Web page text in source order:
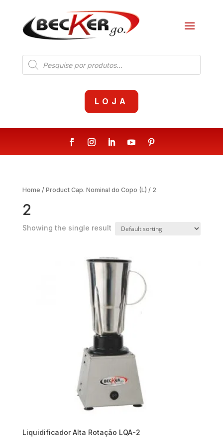
Products
search
LOJA
Home / Product Cap. Nominal do Copo (L) / 2
2
Showing the single result
Liquidificador Alta Rotação LQA-2